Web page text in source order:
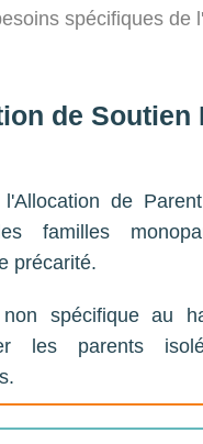
spécifiques de
de Soutien
l'Allocation de
familles
précarité.
spécifique au
les parents